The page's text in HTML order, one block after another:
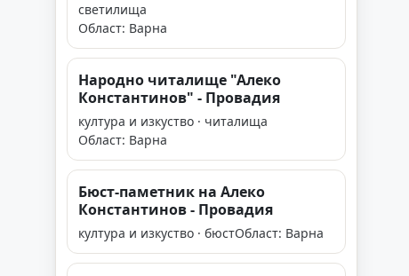
светилища
Област: Варна
Народно читалище "Алеко
Константинов" - Провадия
култура и изкуство · читалища
Област: Варна
Бюст-паметник на Алеко
Константинов - Провадия
култура и изкуство · бюстОбласт: Варна